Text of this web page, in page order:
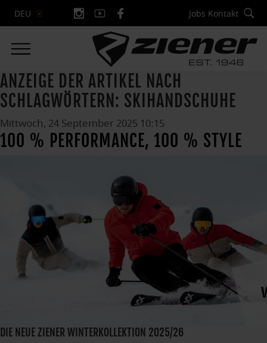
DEU Jobs Kontakt
ANZEIGE DER ARTIKEL NACH
SCHLAGWÖRTERN: SKIHANDSCHUHE
Mittwoch, 24 September 2025 10:15
100 % PERFORMANCE, 100 % STYLE
DIE NEUE ZIENER WINTERKOLLEKTION 2025/26